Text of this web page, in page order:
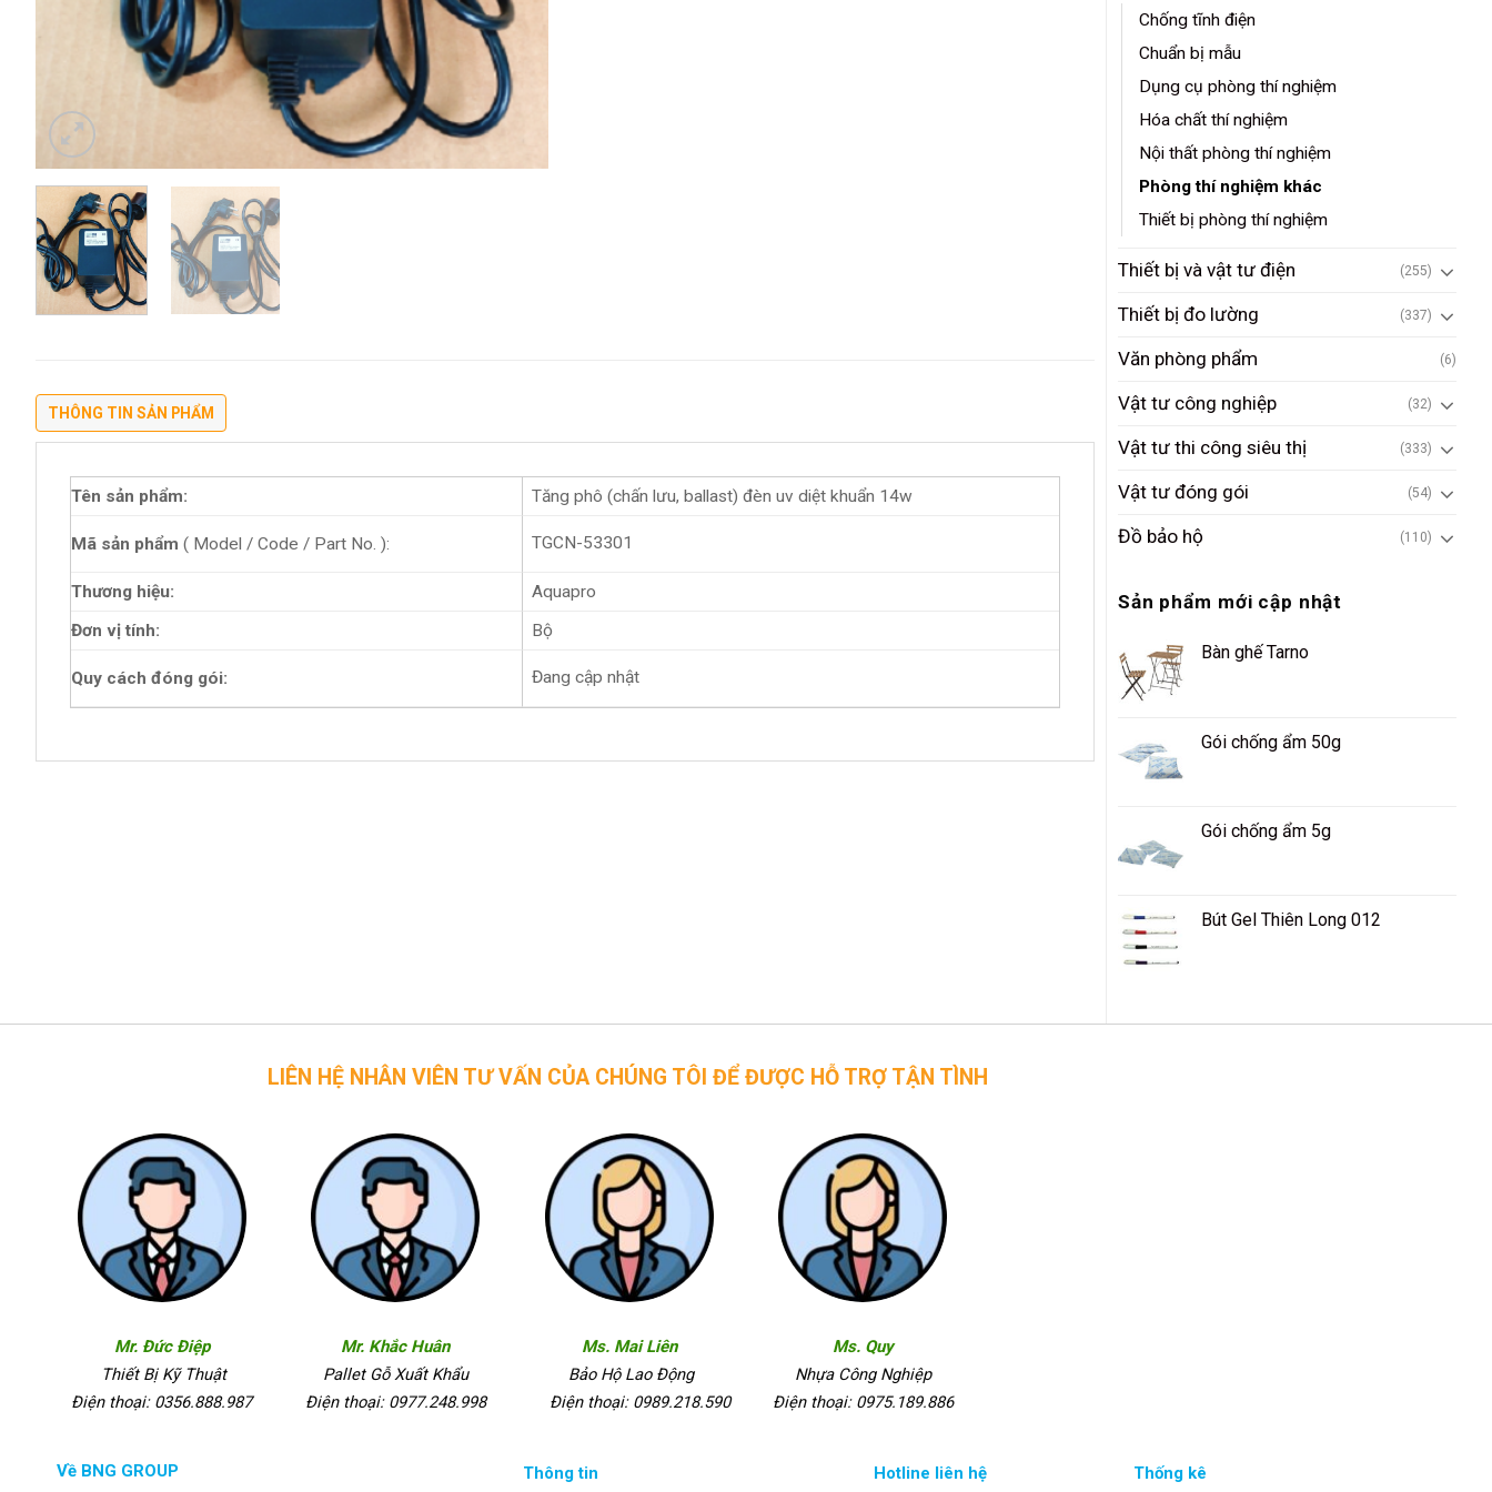
Chống tĩnh điện
Chuẩn bị mẫu
Dụng cụ phòng thí nghiệm
Hóa chất thí nghiệm
Nội thất phòng thí nghiệm
Phòng thí nghiệm khác
Thiết bị phòng thí nghiệm
Thiết bị và vật tư điện (255)
Thiết bị đo lường (337)
Văn phòng phẩm (6)
Vật tư công nghiệp (32)
Vật tư thi công siêu thị (333)
Vật tư đóng gói (54)
Đồ bảo hộ (110)
Sản phẩm mới cập nhật
Bàn ghế Tarno
Gói chống ẩm 50g
Gói chống ẩm 5g
Bút Gel Thiên Long 012
THÔNG TIN SẢN PHẨM
Tên sản phẩm: Tăng phô (chấn lưu, ballast) đèn uv diệt khuẩn 14w
Mã sản phẩm ( Model / Code / Part No. ): TGCN-53301
Thương hiệu:
Aquapro
Đơn vị tính:
Bộ
Quy cách đóng gói: Đang cập nhật
LIÊN HỆ NHÂN VIÊN TƯ VẤN CỦA CHÚNG TÔI ĐỂ ĐƯỢC HỖ TRỢ TẬN TÌNH
Mr. Đức Điệp
Thiết Bị Kỹ Thuật
Điện thoại: 0356.888.987
Mr. Khắc Huân
Pallet Gỗ Xuất Khẩu
Điện thoại: 0977.248.998
Ms. Mai Liên
Bảo Hộ Lao Động
Điện thoại: 0989.218.590
Ms. Quy
Nhựa Công Nghiệp
Điện thoại: 0975.189.886
Về BNG GROUP Thông tin Hotline liên hệ Thống kê